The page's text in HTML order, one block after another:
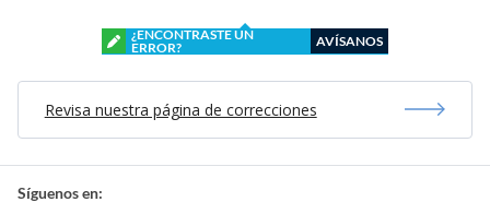
¿ENCONTRASTE UN
ERROR?
AVÍSANOS
Revisa nuestra página de correcciones
Síguenos en: